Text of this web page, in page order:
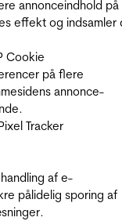
annonceindhold på
effekt og indsamler
Cookie
på flere
annonce-
Tracker
af e-
pålidelig sporing af